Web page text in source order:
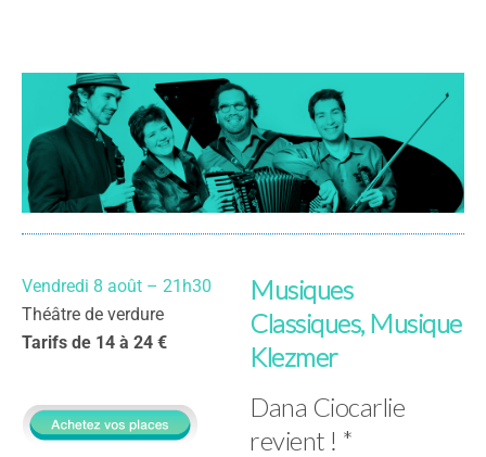
Vendredi 8 août – 21h30
Théâtre de verdure
Tarifs de 14 à 24 €
Musiques
Classiques, Musique
Klezmer
Dana Ciocarlie
revient ! *